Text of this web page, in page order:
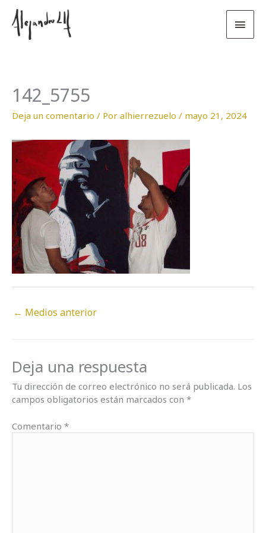
contenido
142_5755
Deja un comentario / Por alhierrezuelo / mayo 21, 2024
← Medios anterior
Deja una respuesta
Tu dirección de correo electrónico no será publicada. Los
campos obligatorios están marcados con *
Comentario *